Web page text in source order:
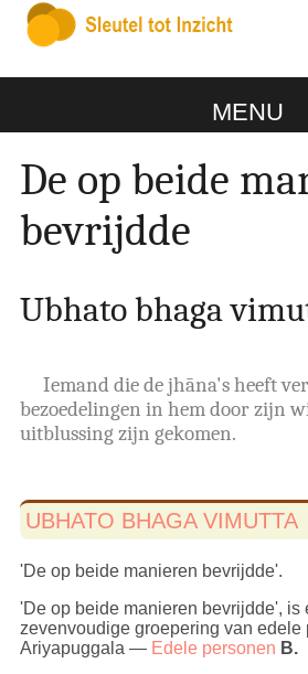
MENU
De op beide
bevrijdde
Ubhato bhaga
Iemand die de jhāna's heeft
bezoedelingen in hem door zijn
uitblussing zijn gekomen.
UBHATO BHAGA VIMUTTA
'De op beide manieren bevrijdde'.
'De op beide manieren bevrijdde', is
zevenvoudige groepering van edele
Ariyapuggala — Edele personen B.